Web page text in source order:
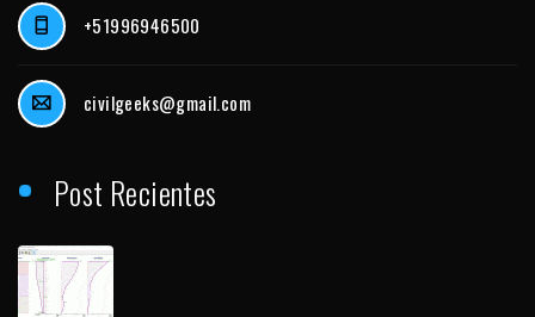
+51996946500
civilgeeks@gmail.com
Post Recientes